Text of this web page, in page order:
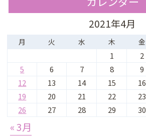
2021年4月
月 火 水 木 金
1 2
5
6 7 8 9
12
13 14 15 16
19
20 21 22 23
26
27 28 29 30
« 3月